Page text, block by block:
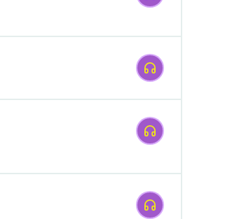
Afspelen
Afspelen
Afspelen